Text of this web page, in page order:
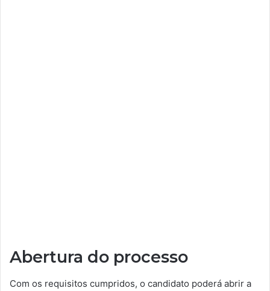
Abertura do processo
Com os requisitos cumpridos, o candidato poderá abrir a